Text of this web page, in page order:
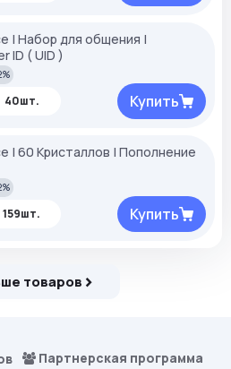
| Набор для общения |
ID ( UID )
40шт. Купить
| 60 Кристаллов | Пополнение
159шт. Купить
товаров
Партнерская программа